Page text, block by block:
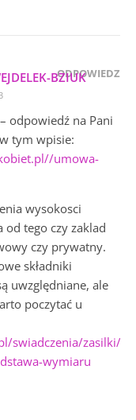
BZIUK
ODPOWIEDZ
odpowiedź na Pani
tym wpisie:
umowa-
wysokosci
od tego czy zaklad
czy prywatny.
składniki
uwzględniane, ale
poczytać u
swiadczenia/zasilki/
wymiaru